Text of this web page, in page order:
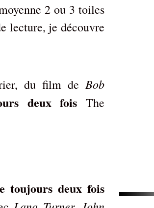
2 ou 3 toiles
lecture, je découvre
du film de Bob
deux fois The
toujours deux fois